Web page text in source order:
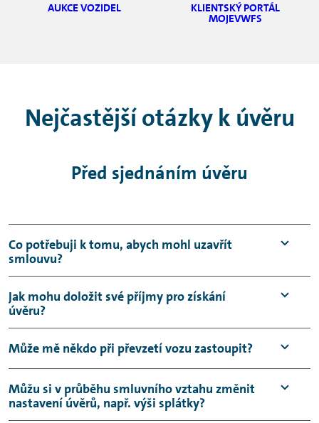
AUKCE VOZIDEL KLIENTSKÝ PORTÁL
MOJEVWFS
Nejčastější otázky k úvěru
Před sjednáním úvěru
Co potřebuji k tomu, abych mohl uzavřít
smlouvu?
Předpokládáme, že je Vám 18 let a více.
Potřebujeme jen 2 doklady totožnosti s vaší
fotografií, a příp.plnou moc pro zastupování
společnosti.
U spotřebitelů ještě originální elektronické
výpisy z běžného účtu (z více běžných účtů)
Jak mohu doložit své příjmy pro získání
úvěru?
Pokud žádáte o úvěr jako spotřebitel, své
příjmy z pracovní činnosti můžete doložit:
výpisy z běžného účtu (z více běžných
účtů) za poslední ukončené 4 měsíce,
Může mě někdo při převzetí vozu zastoupit?
Ano, jen budeme potřebovat ověřenou plnou
moc pro tuto událost. Zde je odkaz
Můžu si v průběhu smluvního vztahu změnit
nastavení úvěrů, např. výši splátky?